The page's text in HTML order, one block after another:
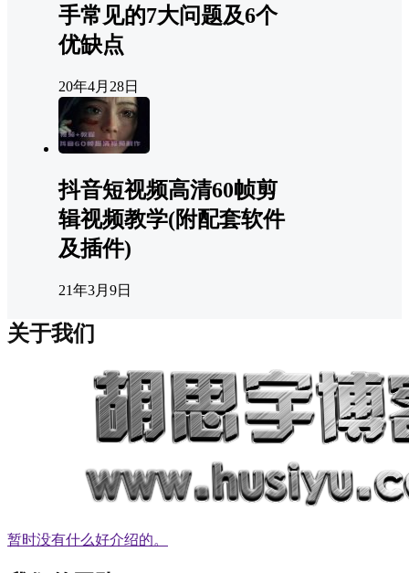
手常见的7大问题及6个
优缺点
20年4月28日
抖音短视频高清60帧剪
辑视频教学(附配套软件
及插件)
21年3月9日
关于我们
暂时没有什么好介绍的。